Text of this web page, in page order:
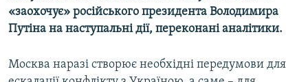
«заохочує» російського президента Володимира
Путіна на наступальні дії, переконані аналітики.
Москва наразі створює необхідні передумови для